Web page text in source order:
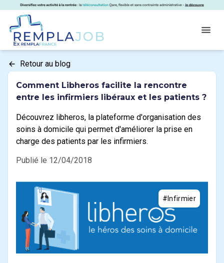
RemplaJob
Retour au blog
Comment Libheros facilite la rencontre
entre les infirmiers libéraux et les patients ?
Découvrez libheros, la plateforme d'organisation des
soins à domicile qui permet d'améliorer la prise en
charge des patients par les infirmiers.
Publié le 12/04/2018
#Infirmier
Panneau de gestion des cookies